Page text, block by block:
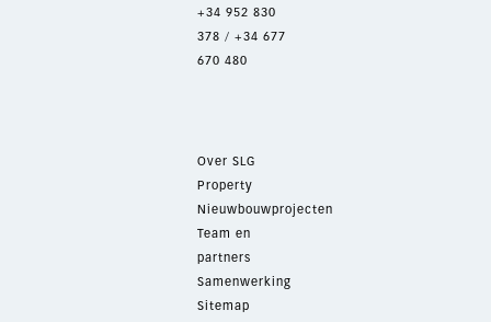
+34 952 830
378 / +34 677
670 480
Over SLG
Property
Nieuwbouwprojecten
Team en
partners
Samenwerking
Sitemap